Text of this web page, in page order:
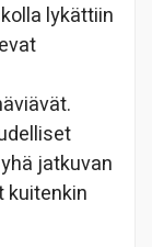
lykättiin
jatkuvan
kuitenkin